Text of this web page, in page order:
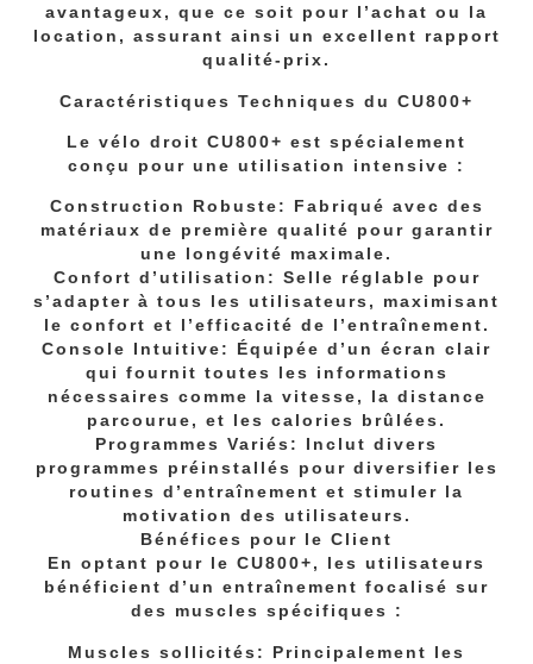
avantageux, que ce soit pour l’achat ou la
location, assurant ainsi un excellent rapport
qualité-prix.
Caractéristiques Techniques du CU800+
Le vélo droit CU800+ est spécialement
conçu pour une utilisation intensive :
Construction Robuste: Fabriqué avec des
matériaux de première qualité pour garantir
une longévité maximale.
Confort d’utilisation: Selle réglable pour
s’adapter à tous les utilisateurs, maximisant
le confort et l’efficacité de l’entraînement.
Console Intuitive: Équipée d’un écran clair
qui fournit toutes les informations
nécessaires comme la vitesse, la distance
parcourue, et les calories brûlées.
Programmes Variés: Inclut divers
programmes préinstallés pour diversifier les
routines d’entraînement et stimuler la
motivation des utilisateurs.
Bénéfices pour le Client
En optant pour le CU800+, les utilisateurs
bénéficient d’un entraînement focalisé sur
des muscles spécifiques :
Muscles sollicités: Principalement les